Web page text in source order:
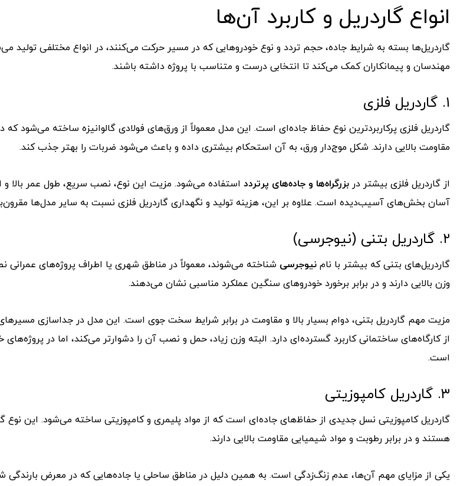
انواع گاردریل و کاربرد آن‌ها
گاردریل‌ها بسته به شرایط جاده، حجم تردد و نوع خودروهایی که در مسیر حرکت می‌کنند، در انواع مختلفی تولید
مهندسان و پیمانکاران کمک می‌کند تا انتخابی درست و متناسب با پروژه داشته باشند.
۱. گاردریل فلزی
گاردریل فلزی پرکاربردترین نوع حفاظ جاده‌ای است. این مدل معمولاً از ورق‌های فولادی گالوانیزه ساخته می‌شود که
مقاومت بالایی دارند. شکل موج‌دار ورق، به آن استحکام بیشتری داده و باعث می‌شود ضربات را بهتر جذب کند.
از گاردریل فلزی بیشتر در بزرگراه‌ها و جاده‌های پرتردداستفاده می‌شود. مزیت این نوع، نصب سریع، طول عمر بالا و
آسان بخش‌های آسیب‌دیده است. علاوه بر این، هزینه تولید و نگهداری گاردریل فلزی نسبت به سایر مدل‌ها
۲. گاردریل بتنی (نیوجرسی)
گاردریل‌های بتنی که بیشتر با نام نیوجرسی شناخته می‌شوند، معمولاً در مناطق شهری یا اطراف پروژه‌های
وزن بالایی دارند و در برابر برخورد خودروهای سنگین عملکرد مناسبی نشان می‌دهند.
مزیت مهم گاردریل بتنی، دوام بسیار بالا و مقاومت در برابر شرایط سخت جوی است. این مدل در جداسازی
از کارگاه‌های ساختمانی کاربرد گسترده‌ای دارد. البته وزن زیاد، حمل و نصب آن را دشوارتر می‌کند، اما در
است.
۳. گاردریل کامپوزیتی
گاردریل کامپوزیتی نسل جدیدی از حفاظ‌های جاده‌ای است که از مواد پلیمری و کامپوزیتی ساخته می‌شود. این نوع
هستند و در برابر رطوبت و مواد شیمیایی مقاومت بالایی دارند.
یکی از مزایای مهم آن‌ها، عدم زنگ‌زدگی است. به همین دلیل در مناطق ساحلی یا جاده‌هایی که در معرض بارندگی